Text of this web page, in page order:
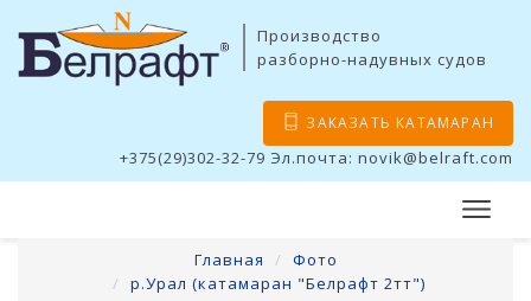
Производство
разборно-надувных судов
ЗАКАЗАТЬ КАТАМАРАН
+375(29)302-32-79 Эл.почта: novik@belraft.com
Главная
Фото
р.Урал (катамаран "Белрафт 2тт")